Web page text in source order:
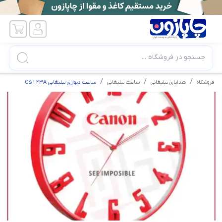
جستجو در فروشگاه ...
فروشگاه هدایای تبلیغاتی ساعت تبلیغاتی ساعت دیواری تبلیغاتی C5123A